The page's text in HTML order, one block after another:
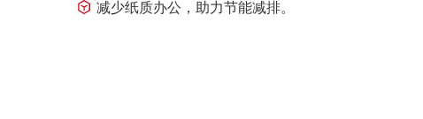
减少纸质办公，助力节能减排。